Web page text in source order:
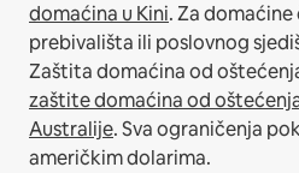
domaćina u Kini.Za domaćine
prebivališta ili poslovnog
Zaštita domaćina od
zaštite domaćina od
Australije. Sva ograničenja
američkim dolarima.